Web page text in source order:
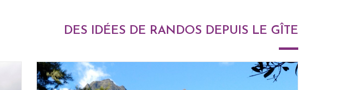
DES IDÉES DE RANDOS DEPUIS LE GÎTE